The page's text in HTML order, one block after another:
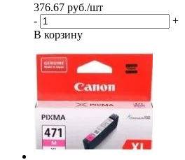
376.67 руб./шт
-
+
В корзину